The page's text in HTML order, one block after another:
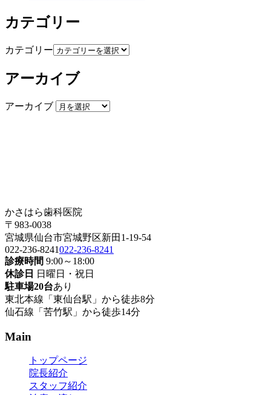
カテゴリー
カテゴリー
アーカイブ
アーカイブ
かさはら歯科医院
〒983-0038
宮城県仙台市宮城野区新田1-19-54
022-236-8241022-236-8241
診療時間 9:00～18:00
休診日
日曜日・祝日
駐車場20台あり
東北本線「東仙台駅」から徒歩8分
仙石線「苦竹駅」から徒歩14分
Main
トップページ
院長紹介
スタッフ紹介